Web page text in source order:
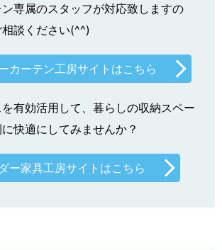
専属のスタッフが対応致しますの
談ください(^^)
カーテン工房サイトはこちら
有効活用して、暮らしの収納スペー
快適にしてみませんか？
ー家具工房サイトはこちら